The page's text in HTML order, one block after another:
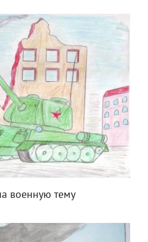
военную тему